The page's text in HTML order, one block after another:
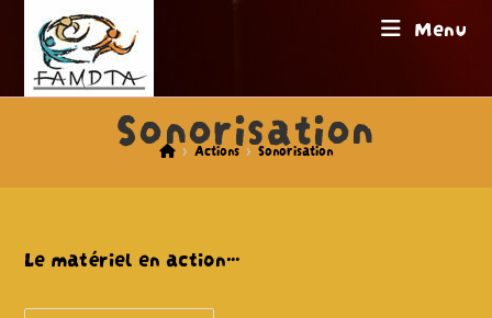
content
Menu
Sonorisation
> Actions > Sonorisation
Le matériel en action…